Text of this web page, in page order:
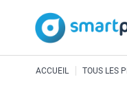
ACCUEIL TOUS LES